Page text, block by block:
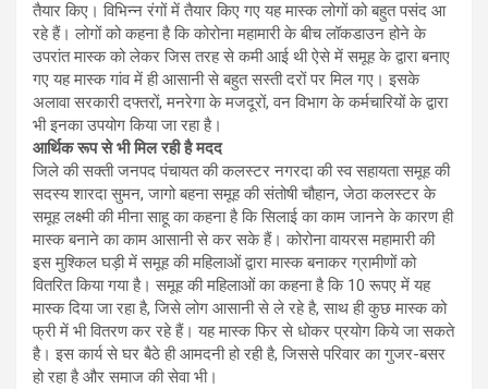
तैयार किए। विभिन्न रंगों में तैयार किए गए यह मास्क लोगों को बहुत पसंद आ
रहे हैं। लोगों को कहना है कि कोरोना महामारी के बीच लॉकडाउन होने के
उपरांत मास्क को लेकर जिस तरह से कमी आई थी ऐसे में समूह के द्वारा बनाए
गए यह मास्क गांव में ही आसानी से बहुत सस्ती दरों पर मिल गए। इसके
अलावा सरकारी दफ्तरों, मनरेगा के मजदूरों, वन विभाग के कर्मचारियों के द्वारा
भी इनका उपयोग किया जा रहा है।
आर्थिक रूप से भी मिल रही है मदद
जिले की सक्ती जनपद पंचायत की कलस्टर नगरदा की स्व सहायता समूह की
सदस्य शारदा सुमन, जागो बहना समूह की संतोषी चौहान, जेठा कलस्टर के
समूह लक्ष्मी की मीना साहू का कहना है कि सिलाई का काम जानने के कारण ही
मास्क बनाने का काम आसानी से कर सके हैं। कोरोना वायरस महामारी की
इस मुश्किल घड़ी में समूह की महिलाओं द्वारा मास्क बनाकर ग्रामीणों को
वितरित किया गया है। समूह की महिलाओं का कहना है कि 10 रूपए में यह
मास्क दिया जा रहा है, जिसे लोग आसानी से ले रहे है, साथ ही कुछ मास्क को
फ्री में भी वितरण कर रहे हैं। यह मास्क फिर से धोकर प्रयोग किये जा सकते
है। इस कार्य से घर बैठे ही आमदनी हो रही है, जिससे परिवार का गुजर-बसर
हो रहा है और समाज की सेवा भी।